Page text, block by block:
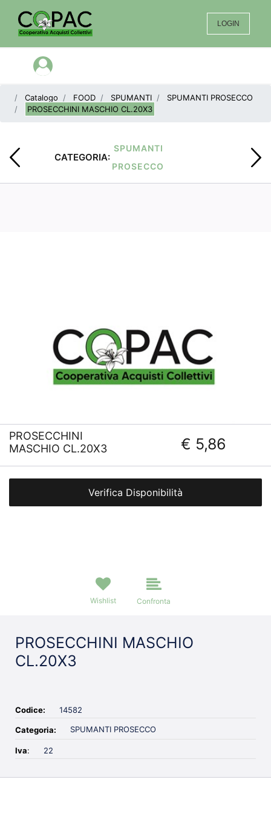
LOGIN
Open menu
Catalogo FOOD SPUMANTI
SPUMANTI PROSECCO
PROSECCHINI MASCHIO CL.20X3
CATEGORIA:
SPUMANTI
PROSECCO
PROSECCHINI
MASCHIO CL.20X3
€ 5,86
Verifica Disponibilità
Wishlist Confronta
PROSECCHINI MASCHIO
CL.20X3
Codice: 14582
Categoria: SPUMANTI PROSECCO
Iva: 22